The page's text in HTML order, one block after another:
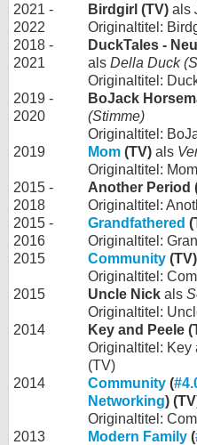
2021 -
2022
Birdgirl (TV) als
Originaltitel:
2018 -
2021
DuckTales -
als Della Duck
Originaltitel:
2019 -
2020
BoJack
(Stimme)
Originaltitel:
2019
Mom (TV) als
Originaltitel:
2015 -
2018
Another Period
Originaltitel:
2015 -
2016
Grandfathered
Originaltitel:
2015
Community (TV)
Originaltitel:
2015
Uncle Nick als
Originaltitel:
2014
Key and Peele
Originaltitel: Key
(TV)
2014
Community (
Networking)
Originaltitel:
2013
Modern Family (